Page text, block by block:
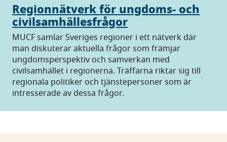
Regionnätverk för ungdoms- och
civilsamhällesfrågor
MUCF samlar Sveriges regioner i ett nätverk där
man diskuterar aktuella frågor som främjar
ungdomsperspektiv och samverkan med
civilsamhället i regionerna. Träffarna riktar sig till
regionala politiker och tjänstepersoner som är
intresserade av dessa frågor.